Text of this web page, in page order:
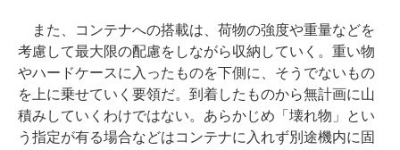
また、コンテナへの搭載は、荷物の強度や重量などを
考慮して最大限の配慮をしながら収納していく。重い物
やハードケースに入ったものを下側に、そうでないもの
を上に乗せていく要領だ。到着したものから無計画に山
積みしていくわけではない。あらかじめ「壊れ物」とい
う指定が有る場合などはコンテナに入れず別途機内に固